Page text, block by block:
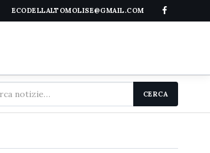
ECODELLALTOMOLISE@GMAIL.COM
CERCA